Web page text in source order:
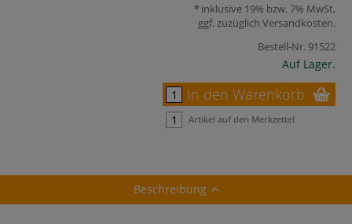
inklusive 19% bzw. 7% MwSt,
ggf. zuzüglich Versandkosten.
Bestell-Nr. 91522
Auf Lager.
In den Warenkorb
Artikel auf den Merkzettel
Beschreibung